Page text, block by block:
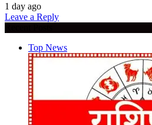
1 day ago
Leave a Reply
Top News